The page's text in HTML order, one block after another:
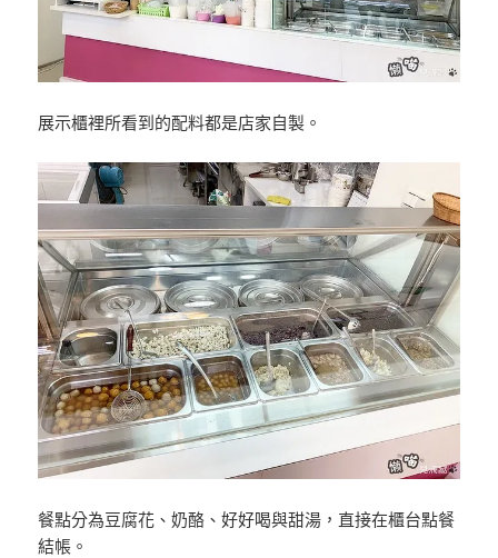
展示櫃裡所看到的配料都是店家自製。
餐點分為豆腐花、奶酪、好好喝與甜湯，直接在櫃台點餐
結帳。